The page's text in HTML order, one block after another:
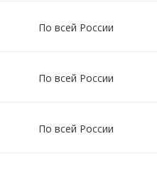
По всей России
По всей России
По всей России